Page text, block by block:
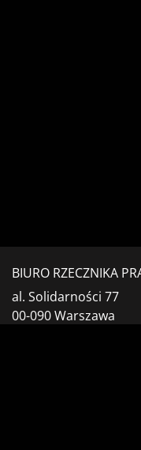
BIURO RZECZNIKA
al. Solidarności 77
00-090 Warszawa